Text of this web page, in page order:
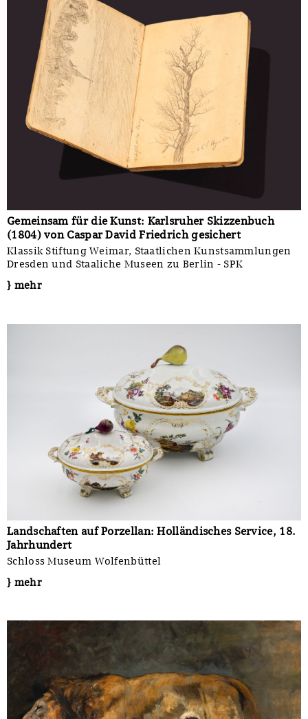
Gemeinsam für die Kunst: Karlsruher Skizzenbuch
(1804) von Caspar David Friedrich gesichert
Klassik Stiftung Weimar, Staatlichen Kunstsammlungen
Dresden und Staaliche Museen zu Berlin - SPK
} mehr
Landschaften auf Porzellan: Holländisches Service, 18.
Jahrhundert
Schloss Museum Wolfenbüttel
} mehr